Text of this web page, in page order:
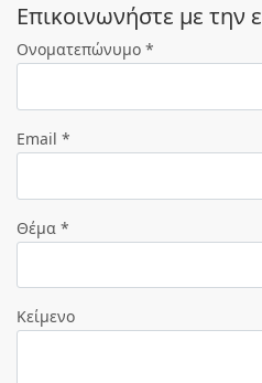
Eπικοινωνήστε με την
Ονοματεπώνυμο *
Email *
Θέμα *
Κείμενο